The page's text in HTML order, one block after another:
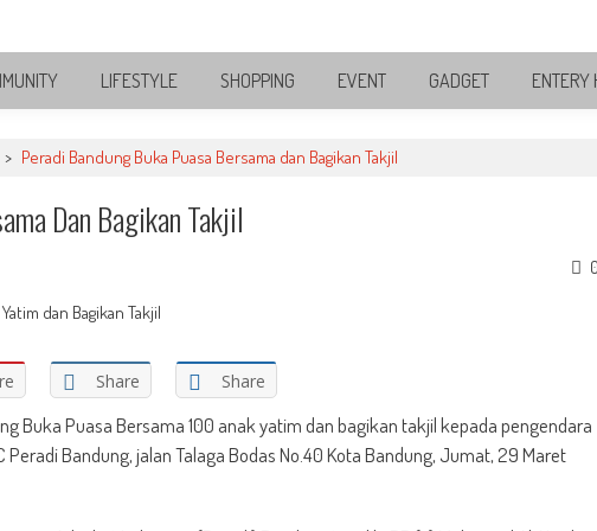
LIFESTYLE SHOPPING EVENT GADGET ENTERY
> Peradi Bandung Buka Puasa Bersama dan Bagikan Takjil
Dan Bagikan Takjil
0
Share Share
Buka Puasa Bersama 100 anak yatim dan bagikan takjil kepada pengendara
Bandung, jalan Talaga Bodas No.40 Kota Bandung, Jumat, 29 Maret